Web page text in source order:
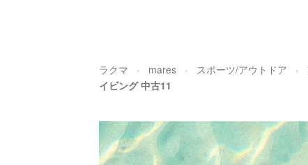
ラクマ mares スポーツ/アウトドア
イビング 中古11